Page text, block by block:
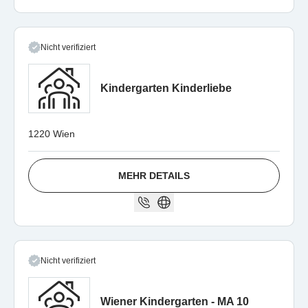
Nicht verifiziert
Kindergarten Kinderliebe
1220 Wien
MEHR DETAILS
Nicht verifiziert
Wiener Kindergarten - MA 10